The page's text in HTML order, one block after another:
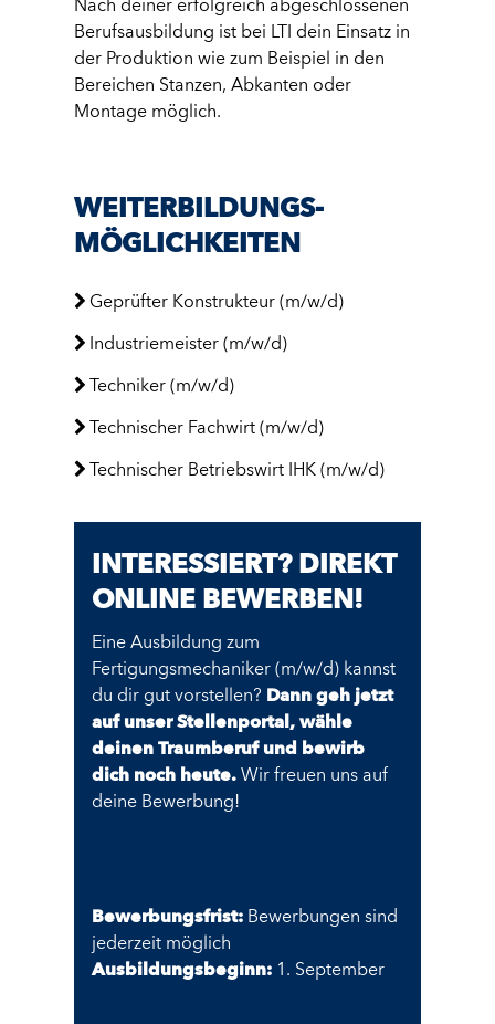
Nach deiner erfolgreich abgeschlossenen
Berufsausbildung ist bei LTI dein Einsatz in
der Produktion wie zum Beispiel in den
Bereichen Stanzen, Abkanten oder
Montage möglich.
WEITER­BILDUNGS­
MÖGLICH­KEITEN
Geprüfter Konstrukteur (m/w/d)
Industriemeister (m/w/d)
Techniker (m/w/d)
Technischer Fachwirt (m/w/d)
Technischer Betriebswirt IHK (m/w/d)
INTERESSIERT? DIREKT
ONLINE BEWERBEN!
Eine Ausbildung zum
Fertigungsmechaniker (m/w/d) kannst
du dir gut vorstellen? Dann geh jetzt
auf unser Stellenportal, wähle
deinen Traumberuf und bewirb
dich noch heute. Wir freuen uns auf
deine Bewerbung!
Bewerbungsfrist: Bewerbungen sind
jederzeit möglich
Ausbildungsbeginn: 1. September